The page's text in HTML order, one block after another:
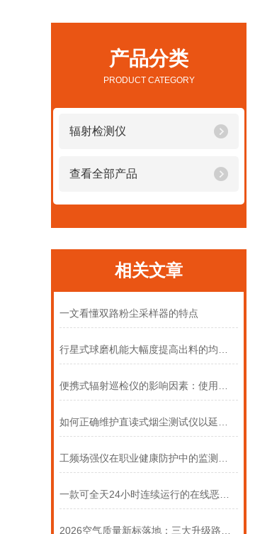
产品分类
PRODUCT CATEGORY
辐射检测仪
查看全部产品
相关文章
一文看懂双路粉尘采样器的特点